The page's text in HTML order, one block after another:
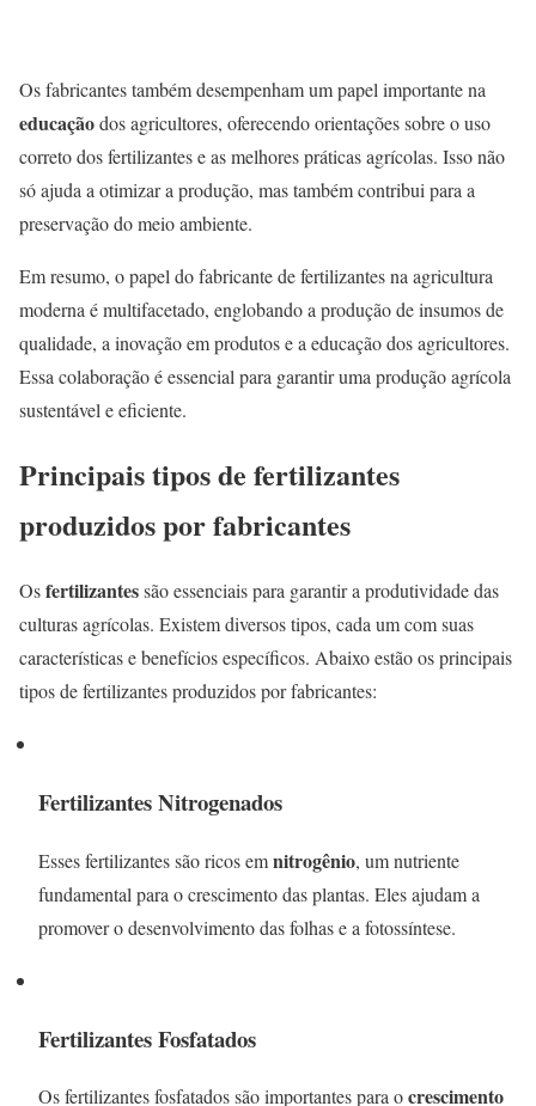
Os fabricantes também desempenham um papel importante na
educaçãodos agricultores, oferecendo orientações sobre o uso
correto dos fertilizantes e as melhores práticas agrícolas. Isso não
só ajuda a otimizar a produção, mas também contribui para a
preservação do meio ambiente.
Em resumo, o papel do fabricante de fertilizantes na agricultura
moderna é multifacetado, englobando a produção de insumos de
qualidade, a inovação em produtos e a educação dos agricultores.
Essa colaboração é essencial para garantir uma produção agrícola
sustentável e eficiente.
Principais tipos de fertilizantes
produzidos por fabricantes
Osfertilizantessão essenciais para garantir a produtividade das
culturas agrícolas. Existem diversos tipos, cada um com suas
características e benefícios específicos. Abaixo estão os principais
tipos de fertilizantes produzidos por fabricantes:
Fertilizantes Nitrogenados
Esses fertilizantes são ricos emnitrogênio, um nutriente
fundamental para o crescimento das plantas. Eles ajudam a
promover o desenvolvimento das folhas e a fotossíntese.
Fertilizantes Fosfatados
Os fertilizantes fosfatados são importantes para ocrescimento